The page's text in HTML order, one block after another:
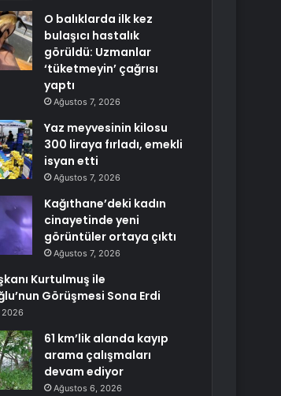
O balıklarda ilk kez
bulaşıcı hastalık
görüldü: Uzmanlar
‘tüketmeyin’ çağrısı
yaptı
Ağustos 7, 2026
Yaz meyvesinin kilosu
300 liraya fırladı, emekli
isyan etti
Ağustos 7, 2026
Kağıthane’deki kadın
cinayetinde yeni
görüntüler ortaya çıktı
Ağustos 7, 2026
Kurtulmuş ile
Görüşmesi Sona Erdi
2026
61 km’lik alanda kayıp
arama çalışmaları
devam ediyor
Ağustos 6, 2026